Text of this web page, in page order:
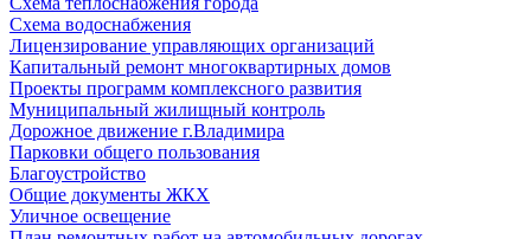
Схема водоснабжения
Лицензирование управляющих организаций
Капитальный ремонт многоквартирных домов
Проекты программ комплексного развития
Муниципальный жилищный контроль
Дорожное движение г.Владимира
Парковки общего пользования
Благоустройство
Общие документы ЖКХ
Уличное освещение